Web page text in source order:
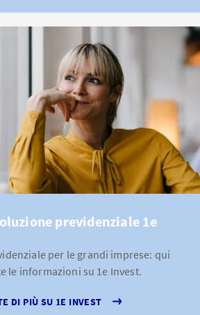
previdenziale 1e
per le grandi imprese: qui
le informazioni su 1e Invest.
DI PIÙ SU 1E INVEST